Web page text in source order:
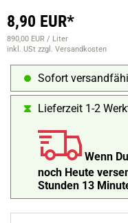
8,90 EUR*
890,00 EUR / Liter
inkl. USt zzgl. Versandkosten
Sofort
Lieferzeit 1-2
Wenn
noch Heute
Stunden 13